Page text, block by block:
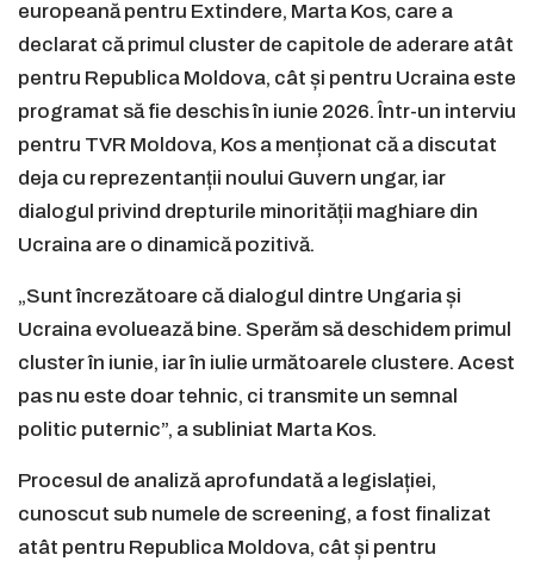
europeană pentru Extindere, Marta Kos, care a
declarat că primul cluster de capitole de aderare atât
pentru Republica Moldova, cât și pentru Ucraina este
programat să fie deschis în iunie 2026. Într-un interviu
pentru TVR Moldova, Kos a menționat că a discutat
deja cu reprezentanții noului Guvern ungar, iar
dialogul privind drepturile minorității maghiare din
Ucraina are o dinamică pozitivă.
„Sunt încrezătoare că dialogul dintre Ungaria și
Ucraina evoluează bine. Sperăm să deschidem primul
cluster în iunie, iar în iulie următoarele clustere. Acest
pas nu este doar tehnic, ci transmite un semnal
politic puternic”, a subliniat Marta Kos.
Procesul de analiză aprofundată a legislației,
cunoscut sub numele de screening, a fost finalizat
atât pentru Republica Moldova, cât și pentru